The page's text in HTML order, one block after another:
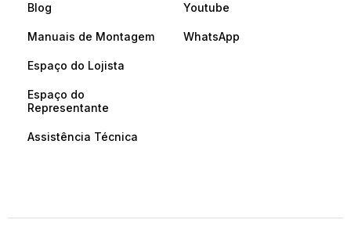
Blog
Manuais de Montagem
Espaço do Lojista
Espaço do
Representante
Assistência Técnica
Youtube
WhatsApp